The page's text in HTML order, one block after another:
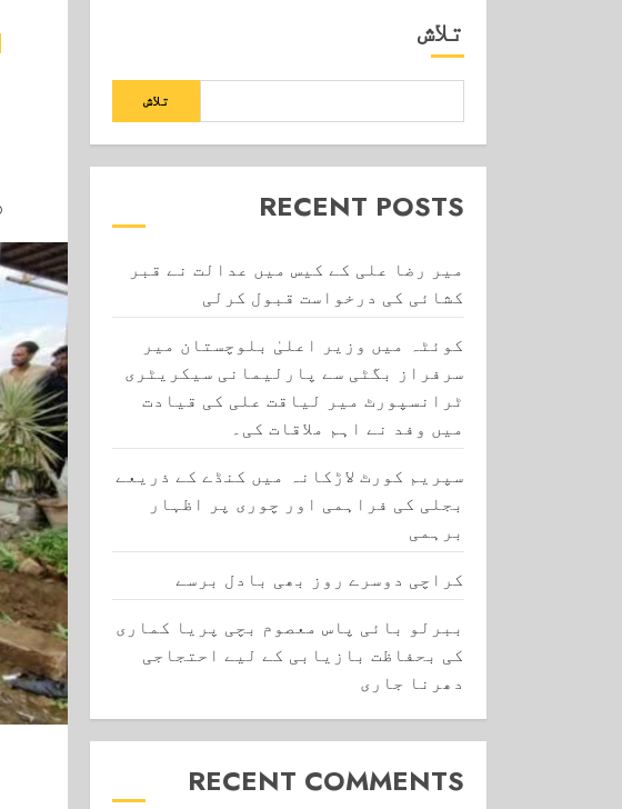
تلاش
تلاش
RECENT POSTS
میر رضا علی کے کیس میں عدالت نے قبر
کشائی کی درخواست قبول کرلی
کوئٹہ میں وزیر اعلیٰ بلوچستان میر
سرفراز بگٹی سے پارلیمانی سیکریٹری
ٹرانسپورٹ میر لیاقت علی کی قیادت
میں وفد نے اہم ملاقات کی۔
سپریم کورٹ لاڑکانہ میں کنڈے کے ذریعے
بجلی کی فراہمی اور چوری پر اظہار
برہمی
کراچی دوسرے روز بھی بادل برسے
ببرلو بائی پاس معصوم بچی پریا کماری
کی بحفاظت بازیابی کے لیے احتجاجی
دھرنا جاری
RECENT COMMENTS